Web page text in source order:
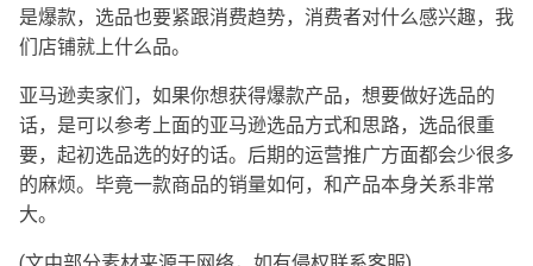
是爆款，选品也要紧跟消费趋势，消费者对什么感兴趣，我
们店铺就上什么品。
亚马逊卖家们，如果你想获得爆款产品，想要做好选品的
话，是可以参考上面的亚马逊选品方式和思路，选品很重
要，起初选品选的好的话。后期的运营推广方面都会少很多
的麻烦。毕竟一款商品的销量如何，和产品本身关系非常
大。